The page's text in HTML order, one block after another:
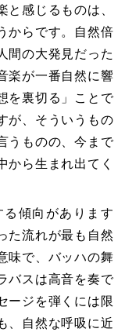
と感じるものは、
からです。自然倍
間の大発見だった
楽が一番自然に響
を裏切る」ことで
が、そういうもの
うものの、今まで
から生まれ出てく
る傾向があります
た流れが最も自然
味で、バッハの舞
バスは高音を奏で
ージを弾くには限
、自然な呼吸に近